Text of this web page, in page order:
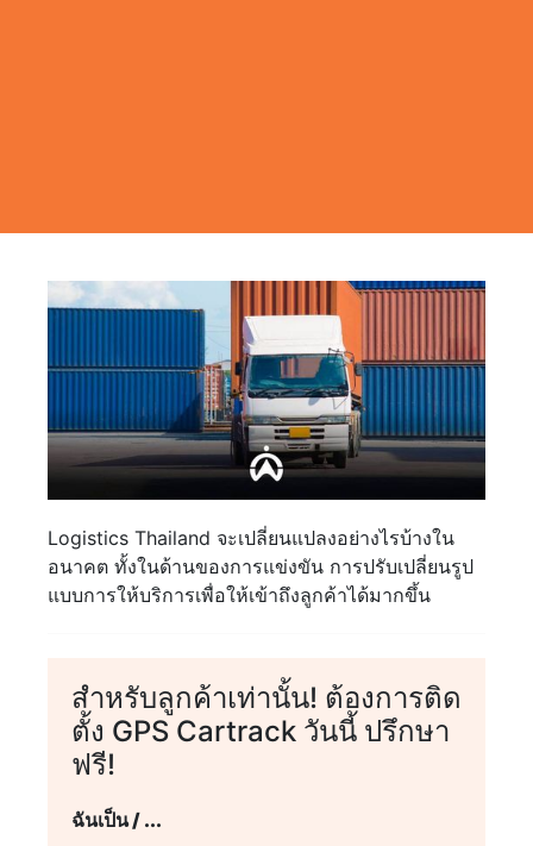
สำหรับลูกค้าเท่านั้น! ต้องการติด
ตั้ง GPS Cartrack วันนี้ ปรึกษา
ฟรี!
ฉันเป็น / ...
Logistics Thailand จะเปลี่ยนแปลงอย่างไรบ้างใน
อนาคต ทั้งในด้านของการแข่งขัน การปรับเปลี่ยนรูป
แบบการให้บริการเพื่อให้เข้าถึงลูกค้าได้มากขึ้น